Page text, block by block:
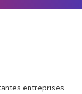
entreprises